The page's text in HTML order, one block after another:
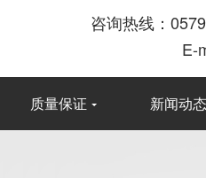
咨询热线：
E-
质量保证 新闻动态